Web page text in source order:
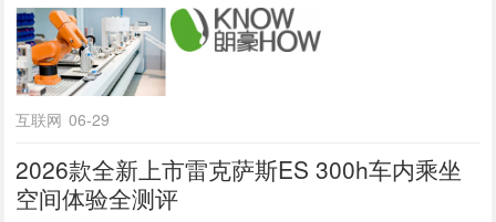
互联网 06-29
2026款全新上市雷克萨斯ES 300h车内乘坐
空间体验全测评